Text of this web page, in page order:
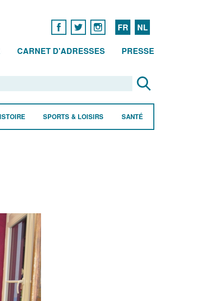
FR NL
CARNET D'ADRESSES PRESSE
SPORTS & LOISIRS SANTÉ